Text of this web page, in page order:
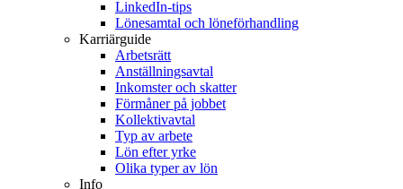
LinkedIn-tips
Lönesamtal och löneförhandling
Karriärguide
Arbetsrätt
Anställningsavtal
Inkomster och skatter
Förmåner på jobbet
Kollektivavtal
Typ av arbete
Lön efter yrke
Olika typer av lön
Info